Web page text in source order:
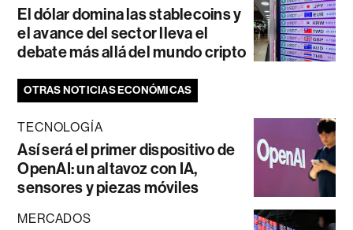
El dólar domina las stablecoins y
el avance del sector lleva el
debate más allá del mundo cripto
OTRAS NOTICIAS ECONÓMICAS
TECNOLOGÍA
Así será el primer dispositivo de
OpenAI: un altavoz con IA,
sensores y piezas móviles
MERCADOS